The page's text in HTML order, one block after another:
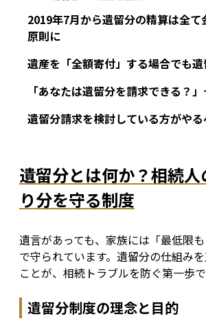
2019年7月から遺留分の精算は全
原則に
遺産を「全額寄付」する場合でも
「あなたは遺留分を請求できる？
遺留分請求を検討している方がや
遺留分とは何か？相続
り分を守る制度
遺言があっても、家族には「最低限
で守られています。遺留分の仕組み
ことが、相続トラブルを防ぐ第一歩で
遺留分制度の理念と目的